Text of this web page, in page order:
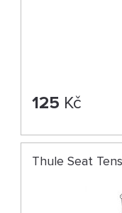
125 Kč
Thule Seat